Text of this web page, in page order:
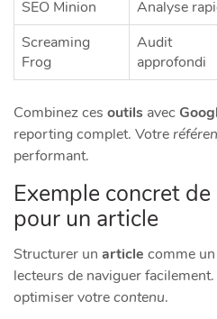
SEO Minion
Analyse
Screaming
Frog
Audit
approfondi
Combinez ces outils avec
reporting complet. Votre
performant.
Exemple concret
pour un article
Structurer un article comme
lecteurs de naviguer
optimiser votrecontenu.